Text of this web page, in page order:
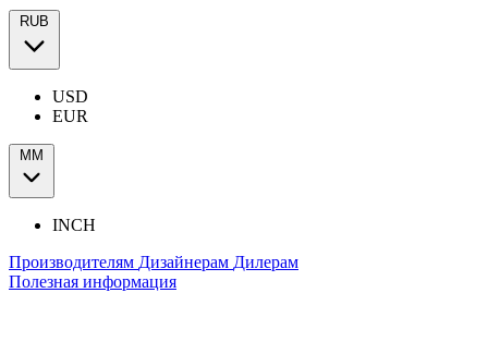
RUB
USD
EUR
ММ
INCH
Производителям Дизайнерам Дилерам
Полезная информация